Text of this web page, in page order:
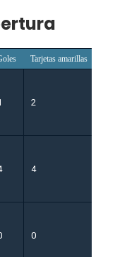
Tarjetas amarillas
2
4
0